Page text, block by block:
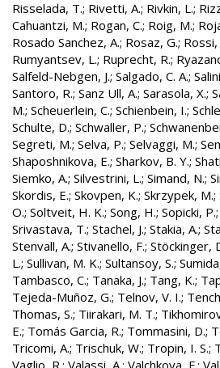
Risselada, T.; Rivetti, A.; Rivkin, L.;
Cahuantzi, M.; Rogan, C.; Roig, M.;
Rosado Sanchez, A.; Rosaz, G.; Rossi,
Rumyantsev, L.; Ruprecht, R.;
Salfeld-Nebgen, J.; Salgado, C. A.;
Santoro, R.; Sanz Ull, A.; Sarasola, X.;
M.; Scheuerlein, C.; Schienbein, I.;
Schulte, D.; Schwaller, P.;
Segreti, M.; Selva, P.; Selvaggi, M.;
Shaposhnikova, E.; Sharkov, B. Y.;
Siemko, A.; Silvestrini, L.; Simand, N.;
Skordis, E.; Skovpen, K.; Skrzypek, M.;
O.; Soltveit, H. K.; Song, H.; Sopicki, P.;
Srivastava, T.; Stachel, J.; Stakia, A.;
Stenvall, A.; Stivanello, F.; Stöckinger,
L.; Sullivan, M. K.; Sultansoy, S.;
Tambasco, C.; Tanaka, J.; Tang, K.;
Tejeda-Muñoz, G.; Telnov, V. I.;
Thomas, S.; Tiirakari, M. T.;
E.; Tomás Garcia, R.; Tommasini, D.;
Tricomi, A.; Trischuk, W.; Tropin, I. S.;
Vaglio, R.; Valassi, A.; Valchkova, F.;